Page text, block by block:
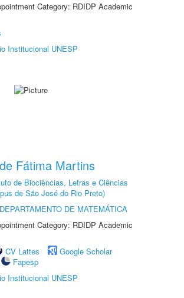
Category: RDIDP Academic
Institucional UNESP
Fátima Martins
de Biociências, Letras e Ciências
de São José do Rio Preto)
DEPARTAMENTO DE MATEMÁTICA
Category: RDIDP Academic
CV Lattes
Google Scholar
Fapesp
Institucional UNESP